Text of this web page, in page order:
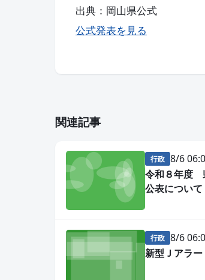
出典：岡山県公式
公式発表を見る
関連記事
行政
8/6
令和８年度
公表について
行政
8/6
新型Ｊアラ